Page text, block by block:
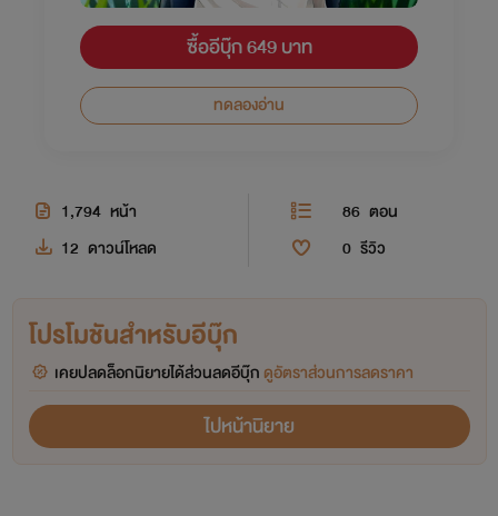
ซื้ออีบุ๊ก 649 บาท
ทดลองอ่าน
1,794 หน้า 86 ตอน
12 ดาวน์โหลด 0 รีวิว
โปรโมชันสำหรับอีบุ๊ก
เคยปลดล็อกนิยายได้ส่วนลดอีบุ๊ก ดูอัตราส่วนการลดราคา
ไปหน้านิยาย